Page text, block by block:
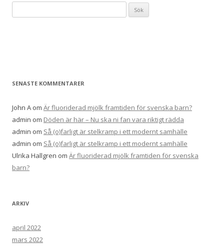
ö
e
:
SENASTE KOMMENTARER
John A om Är fluoriderad mjölk framtiden för svenska barn?
admin om Döden är här – Nu ska ni fan vara riktigt rädda
admin om Så (o)farligt är stelkramp i ett modernt samhälle
admin om Så (o)farligt är stelkramp i ett modernt samhälle
Ulrika Hallgren om Är fluoriderad mjölk framtiden för svenska
barn?
ARKIV
april 2022
mars 2022